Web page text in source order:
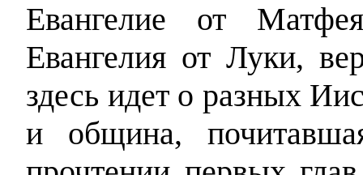
Евангелие от
Евангелия от Луки,
здесь идет о разных
и община,